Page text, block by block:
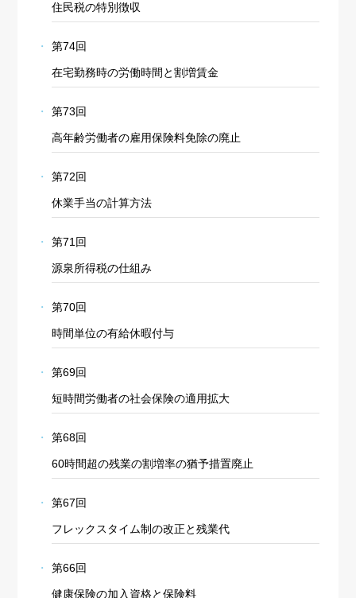
住民税の特別徴収
第74回
在宅勤務時の労働時間と割増賃金
第73回
高年齢労働者の雇用保険料免除の廃止
第72回
休業手当の計算方法
第71回
源泉所得税の仕組み
第70回
時間単位の有給休暇付与
第69回
短時間労働者の社会保険の適用拡大
第68回
60時間超の残業の割増率の猶予措置廃止
第67回
フレックスタイム制の改正と残業代
第66回
健康保険の加入資格と保険料